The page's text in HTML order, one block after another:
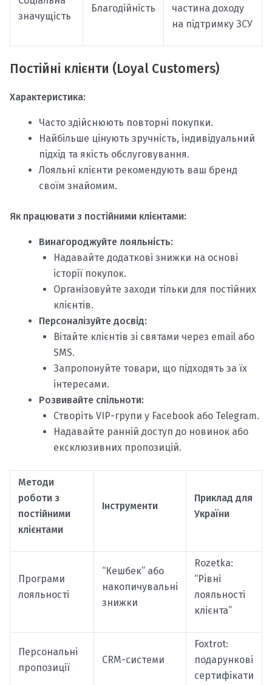
значущість
Благодійність
частина доходу
на підтримку ЗСУ
Постійні клієнти (Loyal Customers)
Характеристика:
Часто здійснюють повторні покупки.
Найбільше цінують зручність, індивідуальний
підхід та якість обслуговування.
Лояльні клієнти рекомендують ваш бренд
своїм знайомим.
Як працювати з постійними клієнтами:
Винагороджуйте лояльність:
Надавайте додаткові знижки на основі
історії покупок.
Організовуйте заходи тільки для постійних
клієнтів.
Персоналізуйте досвід:
Вітайте клієнтів зі святами через email або
SMS.
Запропонуйте товари, що підходять за їх
інтересами.
Розвивайте спільноти:
Створіть VIP-групи у Facebook або Telegram.
Надавайте ранній доступ до новинок або
ексклюзивних пропозицій.
Методи
роботи з
постійними
клієнтами
Інструменти
Приклад для
України
Програми
лояльності
“Кешбек” або
накопичувальні
знижки
Rozetka:
“Рівні
лояльності
клієнта”
Персональні
пропозиції
CRM-системи
Foxtrot:
подарункові
сертифікати